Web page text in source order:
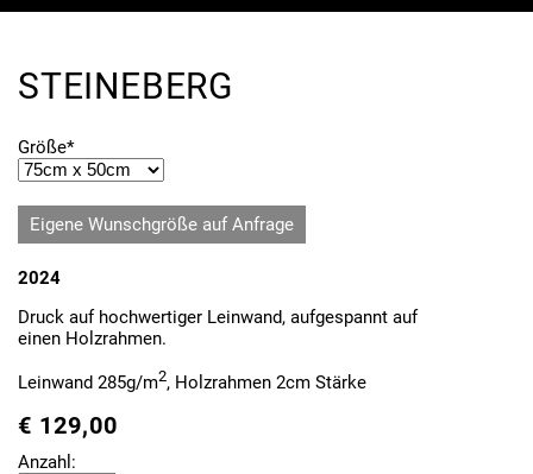
STEINEBERG
Pflichtfeld
Größe*
Eigene Wunschgröße auf Anfrage
2024
Druck auf hochwertiger Leinwand, aufgespannt auf
einen Holzrahmen.
Leinwand 285g/m2, Holzrahmen 2cm Stärke
€ 129,00
Anzahl: